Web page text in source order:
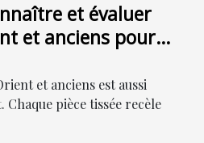
et évaluer
et anciens pour
et anciens est aussi
pièce tissée recèle